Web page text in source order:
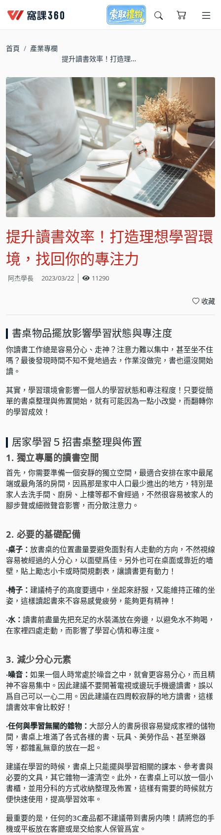
今天想要學什麼?
窩課推薦給您
首頁
產業專欄
提升讀書效率！打造理
專注力
提升讀書效率！打造理想學習環
境，找回你的專注力
阿杰學長 2023/03/22 11290
收藏
書桌物品擺放影響學習狀態與專注度
你讀書工作總是容易分心、走神？注意力難以集中，甚至坐不住
嗎？最後發現時間不知不覺地過去，作業沒做完，書也還沒開始
讀。
其實，學習環境會影響一個人的學習狀態和專注程度！只要從簡
單的書桌整理與佈置開始，就有可能因為一點小改變，而翻轉你
的學習成效！
居家學習５招書桌整理與佈置
1. 獨立專屬的讀書空間
首先，你需要準備一個安靜的獨立空間，最適合安排在家中最尾
端或最角落的房間，因爲那是家中人口最少進出的地方，特別是
家人去洗手間、廚房、上樓等都不會經過，不然很容易被家人的
腳步聲或細微聲音影響，而分散注意力。
2. 必要的基礎配備
‧桌子： 放書桌的位置盡量要避免面對有人走動的方向，不然視線
容易被經過的人分心，以面壁爲佳。另外也可在桌面或靠近的墻
壁，貼上勵志小卡或時間規劃表，讓讀書更有動力！
‧椅子： 建議椅子的高度要適中，坐起來舒服，又能維持正確的坐
姿，這樣讀起書來不容易感覺疲勞，能夠更有精神！
‧水： 讀書前盡量先把充足的水裝滿放在旁邊，以避免水不夠喝，
在家裡四處走動，而影響了學習心情和專注度。
3. 減少分心元素
‧噪音： 如果一個人時常處於噪音之中，就會更容易分心，而且精
神不容易集中。因此建議不要開著電視或邊玩手機邊讀書，誤以
爲自己可以一心二用。因此建議在四周較寂靜的地方讀書，這樣
讀書效率會比較好！
‧任何與學習無關的雜物： 大部分人的書房很容易變成家裡的儲物
間，書桌上堆滿了各式各樣的書、玩具、美勞作品、甚至樂器
等，都雜亂無章的放在一起。
建議在學習的時候，書桌上只能擺與學習相關的課本、參考書與
必要的文具，其它雜物一濾清空。此外，在書桌上可以放一個小
書櫃，並用分科的方式收納整理及佈置，這樣有需要的時候就方
便快速使用，提高學習效率。
最重要的是，任何的3C產品都不建議帶到書房内噢！請將您的手
機或平板放在客廳或是交給家人保管爲宜。